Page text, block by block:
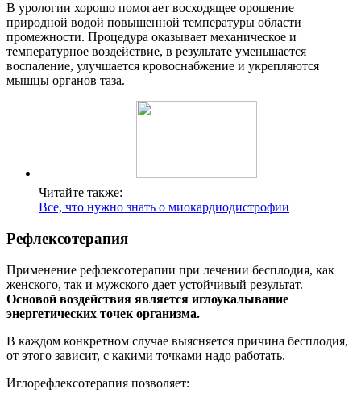
В урологии хорошо помогает восходящее орошение
природной водой повышенной температуры области
промежности. Процедура оказывает механическое и
температурное воздействие, в результате уменьшается
воспаление, улучшается кровоснабжение и укрепляются
мышцы органов таза.
Читайте также:
Все, что нужно знать о миокардиодистрофии
Рефлексотерапия
Применение рефлексотерапии при лечении бесплодия, как
женского, так и мужского дает устойчивый результат.
Основой воздействия является иглоукалывание
энергетических точек организма.
В каждом конкретном случае выясняется причина бесплодия,
от этого зависит, с какими точками надо работать.
Иглорефлексотерапия позволяет: